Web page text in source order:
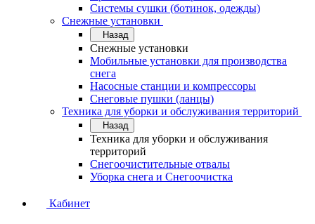
Системы сушки (ботинок, одежды)
Снежные установки
Назад
Снежные установки
Мобильные установки для производства
снега
Насосные станции и компрессоры
Снеговые пушки (ланцы)
Техника для уборки и обслуживания территорий
Назад
Техника для уборки и обслуживания
территорий
Снегоочистительные отвалы
Уборка снега и Снегоочистка
Кабинет